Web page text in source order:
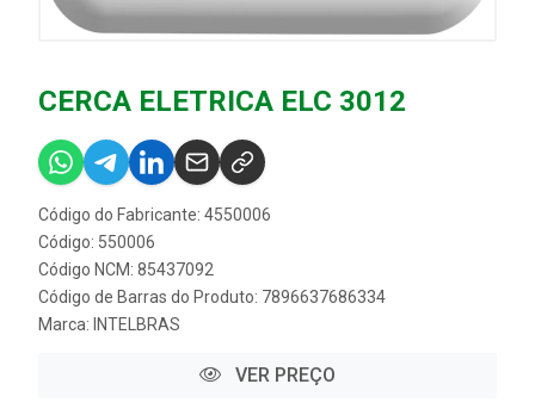
CERCA ELETRICA ELC 3012
Código do Fabricante: 4550006
Código: 550006
Código NCM: 85437092
Código de Barras do Produto: 7896637686334
Marca: INTELBRAS
VER PREÇO